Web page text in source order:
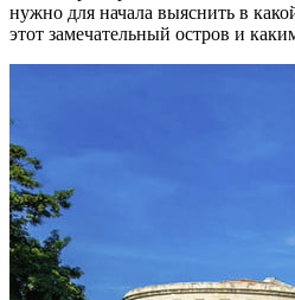
нужно для начала выяснить в
этот замечательный остров и